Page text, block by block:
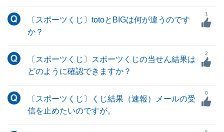
〔スポーツくじ〕totoとBIGは何が違うのです
か？
1
〔スポーツくじ〕スポーツくじの当せん結果は
どのように確認できますか？
2
〔スポーツくじ〕くじ結果（速報）メールの受
信を止めたいのですが。
0